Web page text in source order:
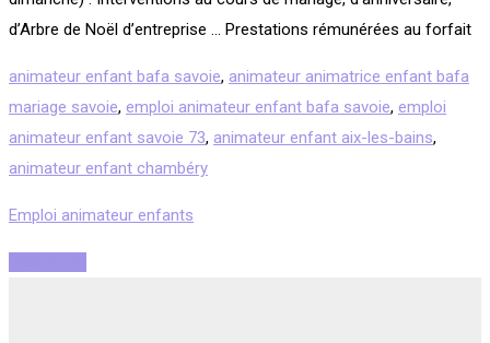
d’Arbre de Noël d’entreprise … Prestations rémunérées au forfait
animateur enfant bafa savoie, animateur animatrice enfant bafa
mariage savoie, emploi animateur enfant bafa savoie, emploi
animateur enfant savoie 73, animateur enfant aix-les-bains,
animateur enfant chambéry
Emploi animateur enfants